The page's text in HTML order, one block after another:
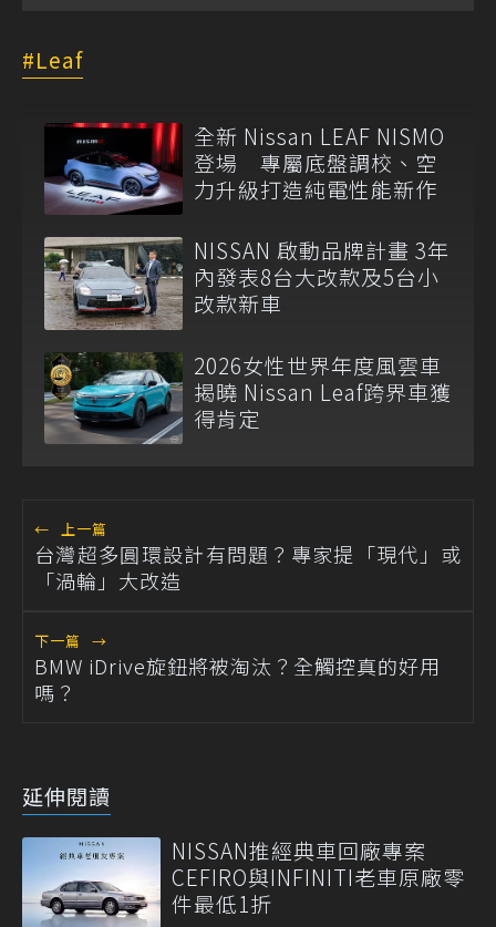
Leaf
全新 Nissan LEAF NISMO
登場 專屬底盤調校、空
力升級打造純電性能新作
NISSAN 啟動品牌計畫 3年
內發表8台大改款及5台小
改款新車
2026女性世界年度風雲車
揭曉 Nissan Leaf跨界車獲
得肯定
← 上一篇
台灣超多圓環設計有問題？專家提「現代」或
「渦輪」大改造
下一篇 →
BMW iDrive旋鈕將被淘汰？全觸控真的好用
嗎？
延伸閱讀
NISSAN推經典車回廠專案
CEFIRO與INFINITI老車原廠零
件最低1折